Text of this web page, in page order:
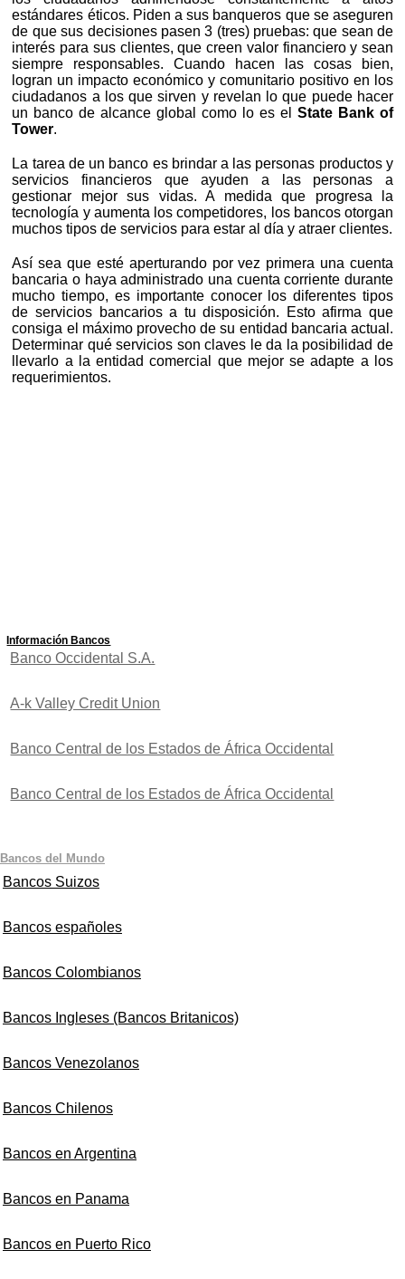
estándares éticos. Piden a sus banqueros que se aseguren
de que sus decisiones pasen 3 (tres) pruebas: que sean de
interés para sus clientes, que creen valor financiero y sean
siempre responsables. Cuando hacen las cosas bien,
logran un impacto económico y comunitario positivo en los
ciudadanos a los que sirven y revelan lo que puede hacer
un banco de alcance global como lo es elState Bank of
Tower.
La tarea de un banco es brindar a las personas productos y
servicios financieros que ayuden a las personas a
gestionar mejor sus vidas. A medida que progresa la
tecnología y aumenta los competidores, los bancos otorgan
muchos tipos de servicios para estar al día y atraer clientes.
Así sea que esté aperturando por vez primera una cuenta
bancaria o haya administrado una cuenta corriente durante
mucho tiempo, es importante conocer los diferentes tipos
de servicios bancarios a tu disposición. Esto afirma que
consiga el máximo provecho de su entidad bancaria actual.
Determinar qué servicios son claves le da la posibilidad de
llevarlo a la entidad comercial que mejor se adapte a los
requerimientos.
Información Bancos
Banco Occidental S.A.
A-k Valley Credit Union
Banco Central de los Estados de África Occidental
Banco Central de los Estados de África Occidental
Bancos del Mundo
Bancos Suizos
Bancos españoles
Bancos Colombianos
Bancos Ingleses (Bancos Britanicos)
Bancos Venezolanos
Bancos Chilenos
Bancos en Argentina
Bancos en Panama
Bancos en Puerto Rico